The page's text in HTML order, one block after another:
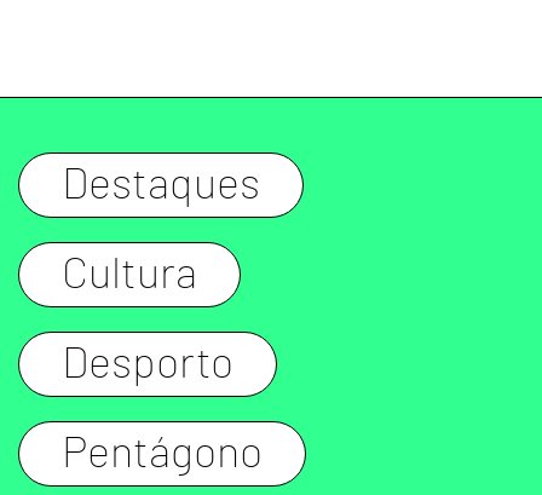
Destaques
Cultura
Desporto
Pentágono